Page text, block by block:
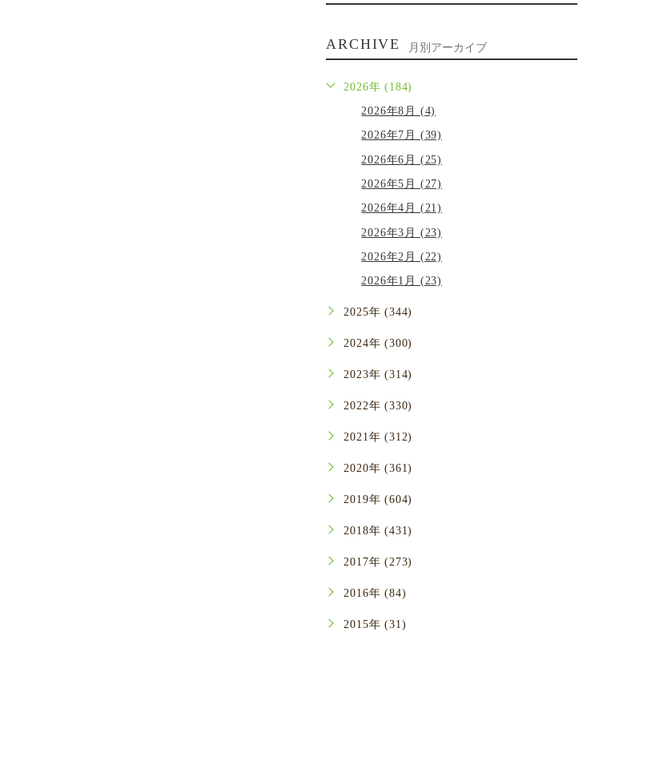
ARCHIVE 月別アーカイブ
2026年 (184)
2026年8月 (4)
2026年7月 (39)
2026年6月 (25)
2026年5月 (27)
2026年4月 (21)
2026年3月 (23)
2026年2月 (22)
2026年1月 (23)
2025年 (344)
2024年 (300)
2023年 (314)
2022年 (330)
2021年 (312)
2020年 (361)
2019年 (604)
2018年 (431)
2017年 (273)
2016年 (84)
2015年 (31)